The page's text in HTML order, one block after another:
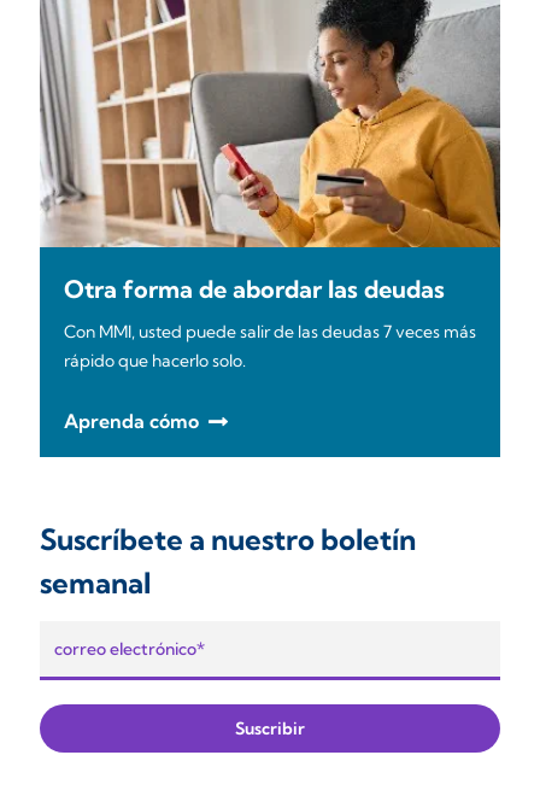
Otra forma de abordar las deudas
Con MMI, usted puede salir de las deudas 7 veces más
rápido que hacerlo solo.
Aprenda cómo
Suscríbete a nuestro boletín
semanal